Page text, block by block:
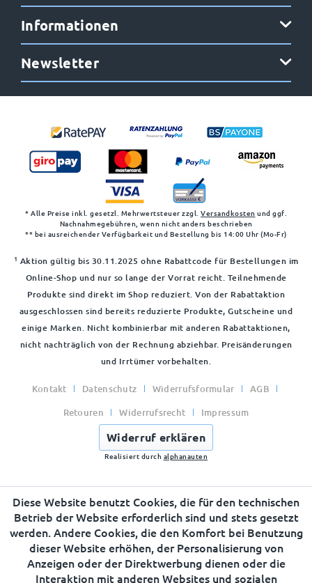
Informationen
Newsletter
* Alle Preise inkl. gesetzl. Mehrwertsteuer zzgl. Versandkosten und ggf.
Nachnahmegebühren, wenn nicht anders beschrieben
** bei ausreichender Verfügbarkeit und Bestellung bis 14:00 Uhr (Mo-Fr)
1 Aktion gültig bis 30.11.2025 ohne Rabattcode für Bestellungen im
Online-Shop und nur so lange der Vorrat reicht. Teilnehmende
Produkte sind direkt im Shop reduziert. Von der Rabattaktion
ausgeschlossen sind bereits reduzierte Produkte, Gutscheine und
einige Marken. Nicht kombinierbar mit anderen Rabattaktionen,
nicht nachträglich von der Rechnung abziehbar. Preisänderungen
und Irrtümer vorbehalten.
Kontakt Datenschutz Widerrufsformular
AGB
Retouren
Widerrufsrecht Impressum
Widerruf erklären
Realisiert durch alphanauten
Diese Website benutzt Cookies, die für den technischen
Betrieb der Website erforderlich sind und stets gesetzt
werden. Andere Cookies, die den Komfort bei Benutzung
dieser Website erhöhen, der Personalisierung von
Anzeigen oder der Direktwerbung dienen oder die
Interaktion mit anderen Websites und sozialen